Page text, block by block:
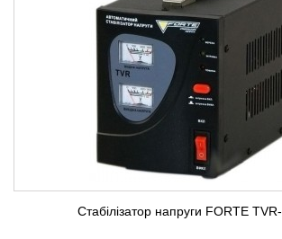
Стабілізатор напруги FORTE